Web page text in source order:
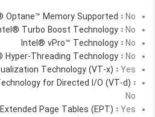
Optane™ Memory Supported ‡ No
Turbo Boost Technology ‡ No
Intel® vPro™ Technology ‡ No
Hyper-Threading Technology ‡ No
Technology (VT-x) ‡ Yes
for Directed I/O (VT-d) ‡
No
Page Tables (EPT) ‡ Yes